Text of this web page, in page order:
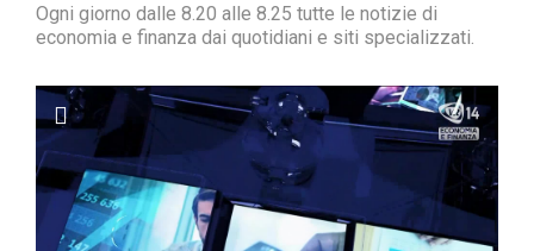
Ogni giorno dalle 8.20 alle 8.25 tutte le notizie di
economia e finanza dai quotidiani e siti specializzati.